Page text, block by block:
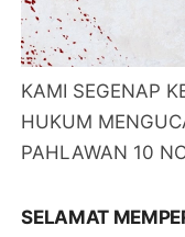
KAMI SEGENAP
HUKUM
PAHLAWAN 10
SELAMAT